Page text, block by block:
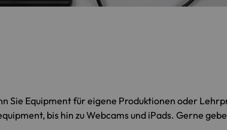
Sie Equipment für eigene Produktionen oder
bis hin zu Webcams und iPads. Gerne